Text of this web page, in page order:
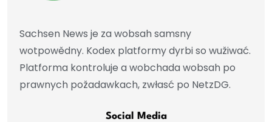
Sachsen News je za wobsah samsny
wotpowědny. Kodex platformy dyrbi so wužiwać.
Platforma kontroluje a wobchada wobsah po
prawnych požadawkach, zwłasć po NetzDG.
Social Media